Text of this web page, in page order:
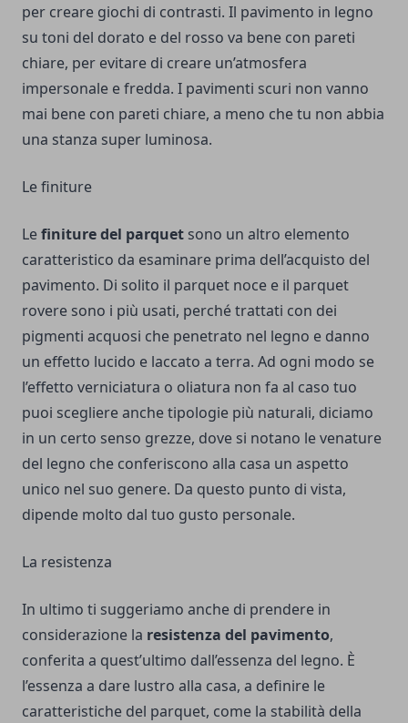
per creare giochi di contrasti. Il pavimento in legno
su toni del dorato e del rosso va bene con pareti
chiare, per evitare di creare un’atmosfera
impersonale e fredda. I pavimenti scuri non vanno
mai bene con pareti chiare, a meno che tu non abbia
una stanza super luminosa.
Le finiture
Lefiniture del parquet sono un altro elemento
caratteristico da esaminare prima dell’acquisto del
pavimento. Di solito il parquet noce e il parquet
rovere sono i più usati, perché trattati con dei
pigmenti acquosi che penetrato nel legno e danno
un effetto lucido e laccato a terra. Ad ogni modo se
l’effetto verniciatura o oliatura non fa al caso tuo
puoi scegliere anche tipologie più naturali, diciamo
in un certo senso grezze, dove si notano le venature
del legno che conferiscono alla casa un aspetto
unico nel suo genere. Da questo punto di vista,
dipende molto dal tuo gusto personale.
La resistenza
In ultimo ti suggeriamo anche di prendere in
considerazione la resistenza del pavimento,
conferita a quest’ultimo dall’essenza del legno. È
l’essenza a dare lustro alla casa, a definire le
caratteristiche del parquet, come la stabilità della